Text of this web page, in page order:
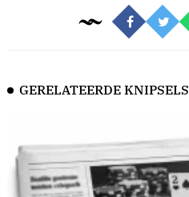
GERELATEERDE KNIPSELS